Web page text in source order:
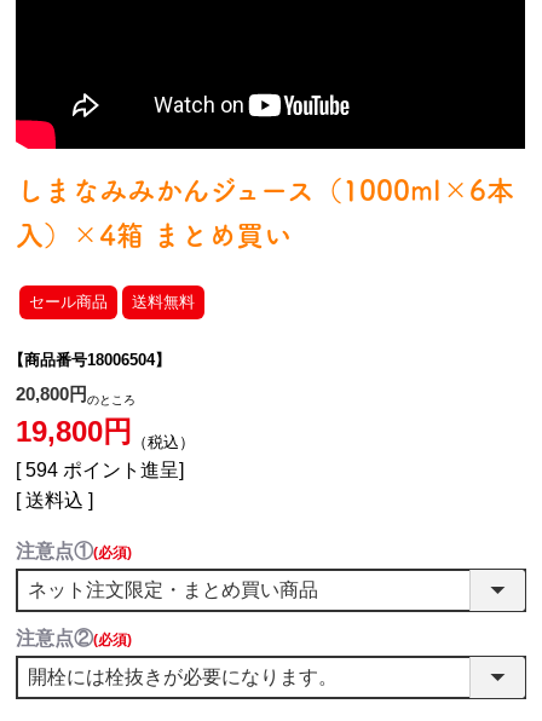
しまなみみかんジュース（1000ml×6本
入）×4箱 まとめ買い
セール商品 送料無料
【商品番号18006504】
20,800 のところ
19,800 税込
[ 594 ポイント進呈]
送料込
注意点①(必須)
注意点②(必須)